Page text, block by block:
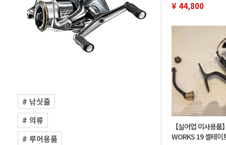
# 낚싯줄
# 의류
# 루어용품
¥ 44,800
【실어업 미사용
WORKS 19 셀테이